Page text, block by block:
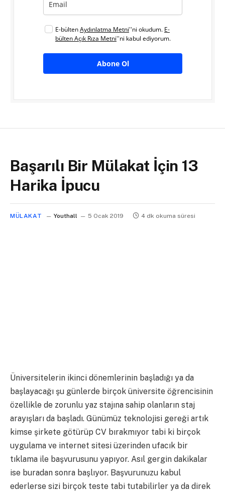
E-bültenAydınlatma Metni''ni okudum. E-
bülten Açık Rıza Metni''ni kabul ediyorum.
Abone Ol
Başarılı Bir Mülakat İçin 13
Harika İpucu
MÜLAKAT Youthall 5 Ocak 2019 4 dk okuma süresi
Üniversitelerin ikinci dönemlerinin başladığı ya da
başlayacağı şu günlerde birçok üniversite öğrencisinin
özellikle de zorunlu yaz stajına sahip olanların staj
arayışları da başladı. Günümüz teknolojisi gereği artık
kimse şirkete götürüp CV bırakmıyor tabi ki birçok
uygulama ve internet sitesi üzerinden ufacık bir
tıklama ile başvurusunu yapıyor. Asıl gergin dakikalar
ise buradan sonra başlıyor. Başvurunuzu kabul
ederlerse sizi birçok teste tabi tutabilirler ya da direk